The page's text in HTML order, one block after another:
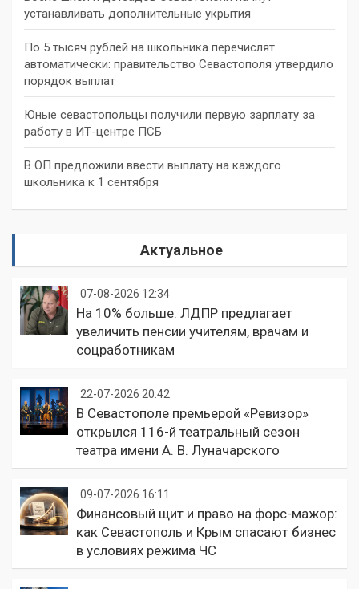
устанавливать дополнительные укрытия
По 5 тысяч рублей на школьника перечислят
автоматически: правительство Севастополя утвердило
порядок выплат
Юные севастопольцы получили первую зарплату за
работу в ИТ-центре ПСБ
В ОП предложили ввести выплату на каждого
школьника к 1 сентября
Актуальное
07-08-2026 12:34
На 10% больше: ЛДПР предлагает
увеличить пенсии учителям, врачам и
соцработникам
22-07-2026 20:42
В Севастополе премьерой «Ревизор»
открылся 116-й театральный сезон
театра имени А. В. Луначарского
09-07-2026 16:11
Финансовый щит и право на форс-мажор:
как Севастополь и Крым спасают бизнес
в условиях режима ЧС